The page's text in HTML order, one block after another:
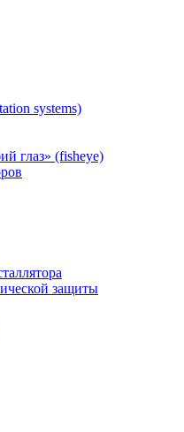
systems)
глаз» (fisheye)
защиты